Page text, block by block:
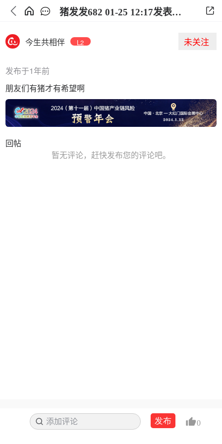
猪发发682 01-25 12:17发表的观点
今生共相伴 L2 未关注
发布于1年前
朋友们有猪才有希望啊
回帖
暂无评论，赶快发布您的评论吧。
添加评论 搜索发布 0